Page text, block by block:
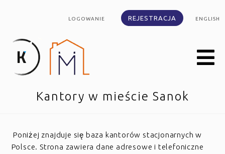
LOGOWANIE REJESTRACJA ENGLISH
Kantory w mieście Sanok
Poniżej znajduje się baza kantorów stacjonarnych w
Polsce. Strona zawiera dane adresowe i telefoniczne